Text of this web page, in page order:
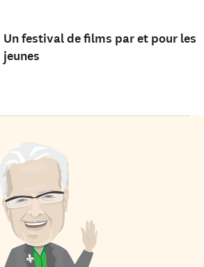
Un festival de films par et pour les
jeunes